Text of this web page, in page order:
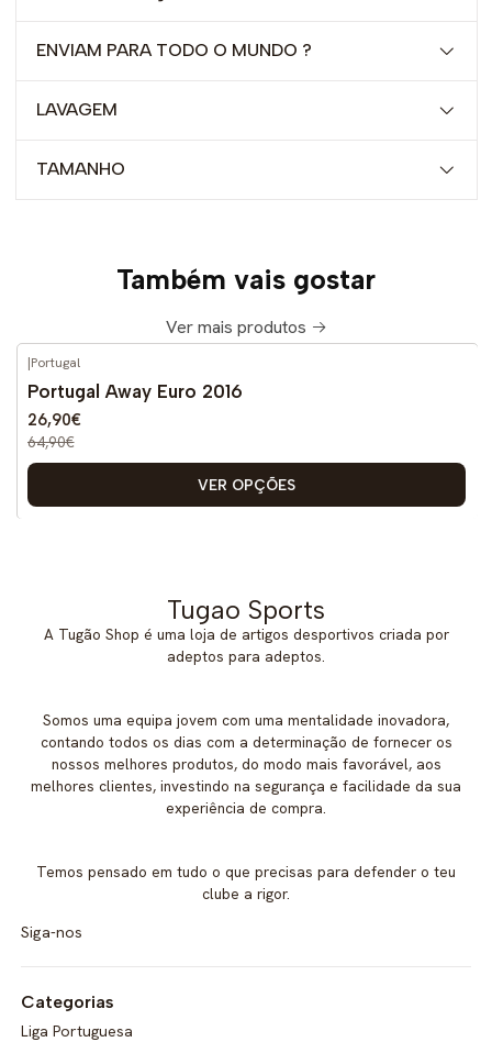
ENVIAM PARA TODO O MUNDO ?
LAVAGEM
TAMANHO
Também vais gostar
Ver mais produtos
DESCONTO
|Portugal
Portugal Away Euro 2016
26,90€
64,90€
VER OPÇÕES
Tugao Sports
A Tugão Shop é uma loja de artigos desportivos criada por
adeptos para adeptos.
Somos uma equipa jovem com uma mentalidade inovadora,
contando todos os dias com a determinação de fornecer os
nossos melhores produtos, do modo mais favorável, aos
melhores clientes, investindo na segurança e facilidade da sua
experiência de compra.
Temos pensado em tudo o que precisas para defender o teu
clube a rigor.
Siga-nos
Categorias
Liga Portuguesa